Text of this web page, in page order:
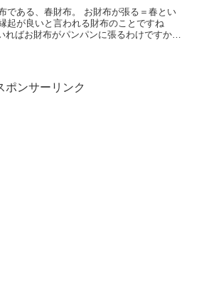
である、春財布。 お財布が張る＝春とい
起が良いと言われる財布のことですね
ればお財布がパンパンに張るわけですか
ポンサーリンク